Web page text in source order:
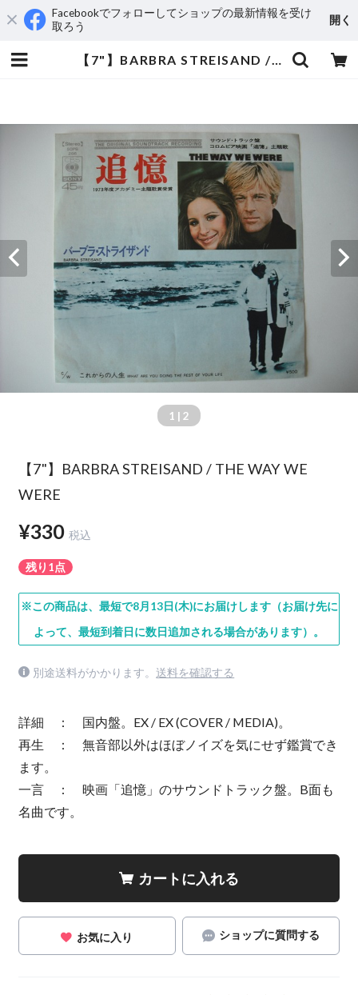
Facebookでフォローしてショップの最新情報を受け
取ろう
開く
【7"】BARBRA STREISAND / THE WAY WE WERE | aeromamas2000
1 | 2
【7"】BARBRA STREISAND / THE WAY WE
WERE
¥330 税込
残り1点
※この商品は、最短で8月13日(木)にお届けします（お届け先に
よって、最短到着日に数日追加される場合があります）。
別途送料がかかります。 送料を確認する
詳細 ： 国内盤。EX / EX (COVER / MEDIA)。
再生 ： 無音部以外はほぼノイズを気にせず鑑賞でき
ます。
一言 ： 映画「追憶」のサウンドトラック盤。B面も
名曲です。
カートに入れる
お気に入り ショップに質問する